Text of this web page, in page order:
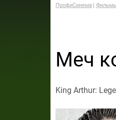
ПрофиСинема
Меч
King Arthur: